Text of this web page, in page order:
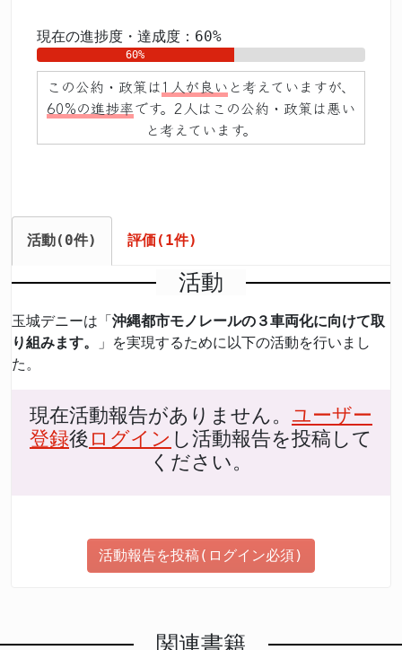
現在の進捗度・達成度：60%
60%
この公約・政策は1人が良い と考えていますが、
60%の進捗率です。2人はこの公約・政策は悪い
と考えています。
活動(0件) 評価(1件)
活動
玉城デニーは「沖縄都市モノレールの３車両化に向けて取
り組みます。
」を実現するために以下の活動を行いまし
た。
現在活動報告がありません。 ユーザー
登録後 ログイン し活動報告を投稿して
ください。
活動報告を投稿(ログイン必須)
関連書籍